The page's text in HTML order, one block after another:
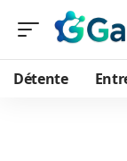
Détente